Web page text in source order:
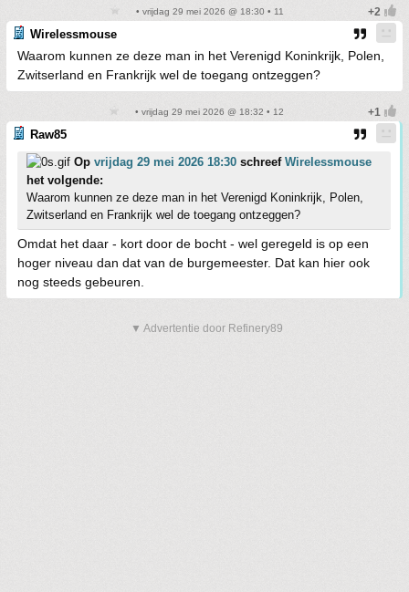
• vrijdag 29 mei 2026 @ 18:30 • 11
Wirelessmouse
Waarom kunnen ze deze man in het Verenigd Koninkrijk, Polen,
Zwitserland en Frankrijk wel de toegang ontzeggen?
• vrijdag 29 mei 2026 @ 18:32 • 12
Raw85
Op vrijdag 29 mei 2026 18:30 schreef Wirelessmouse
het volgende:
Waarom kunnen ze deze man in het Verenigd Koninkrijk, Polen,
Zwitserland en Frankrijk wel de toegang ontzeggen?
Omdat het daar - kort door de bocht - wel geregeld is op een
hoger niveau dan dat van de burgemeester. Dat kan hier ook
nog steeds gebeuren.
▼ Advertentie door Refinery89